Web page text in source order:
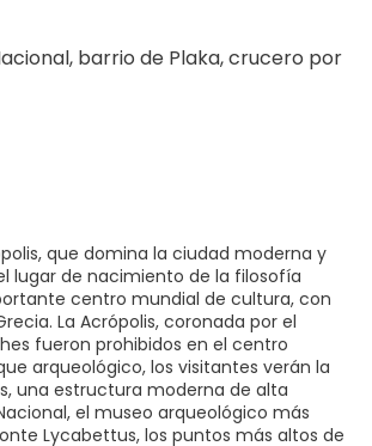
barrio de Plaka, crucero por
que domina la ciudad moderna y
lugar de nacimiento de la filosofía
centro mundial de cultura, con
La Acrópolis, coronada por el
fueron prohibidos en el centro
arqueológico, los visitantes verán la
una estructura moderna de alta
el museo arqueológico más
Lycabettus, los puntos más altos de